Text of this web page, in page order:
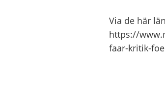
Via de här
https://
faar-kritik-